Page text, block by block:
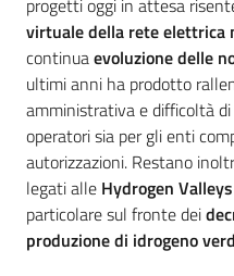
progetti oggi in attesa
virtuale della rete elettrica
continuaevoluzione delle
ultimi anni ha prodotto
amministrativa e difficoltà
operatori sia per gli enti
autorizzazioni. Restano
legati alle Hydrogen Valleys
particolare sul fronte dei
produzione di idrogeno